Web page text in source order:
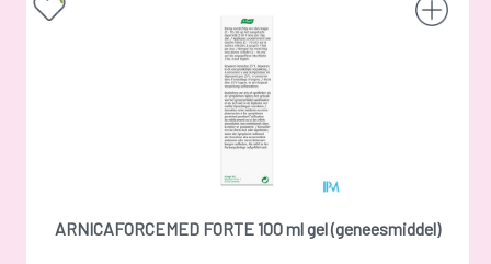
ARNICAFORCEMED FORTE 100 ml gel (geneesmiddel)